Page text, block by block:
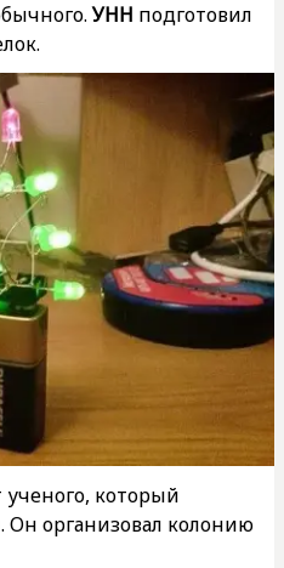
УНН подготовил
ученого, который
Он организовал колонию